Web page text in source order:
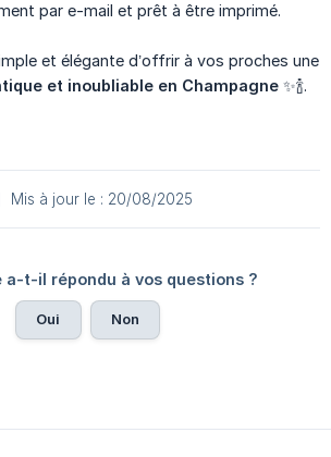
par e-mail et prêt à être imprimé.
et élégante d’offrir à vos proches une
et inoubliable en Champagne ✨🍾.
Mis à jour le : 20/08/2025
a-t-il répondu à vos questions ?
Oui Non